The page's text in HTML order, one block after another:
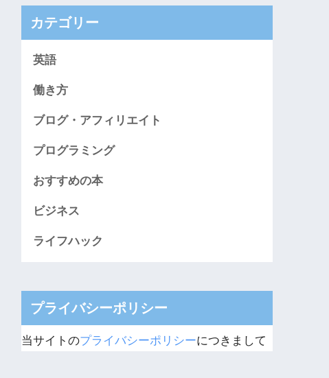
カテゴリー
英語
働き方
ブログ・アフィリエイト
プログラミング
おすすめの本
ビジネス
ライフハック
プライバシーポリシー
当サイトのプライバシーポリシーにつきまして